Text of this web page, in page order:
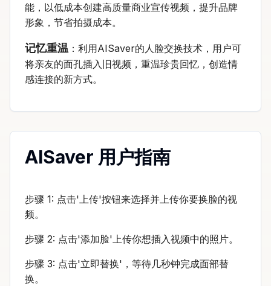
能，以低成本创建高质量商业宣传视频，提升品牌
形象，节省拍摄成本。
记忆重温 ：利用AISaver的人脸交换技术，用户可
将亲友的面孔插入旧视频，重温珍贵回忆，创造情
感连接的新方式。
AISaver 用户指南
步骤 1: 点击'上传'按钮来选择并上传你要换脸的视
频。
步骤 2: 点击'添加脸'上传你想插入视频中的照片。
步骤 3: 点击'立即替换'，等待几秒钟完成面部替
换。